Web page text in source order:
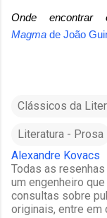
Onde
Magma de João
Clássicos da
Literatura - Prosa
Alexandre Kovacs
Todas as
um engenheiro
consultas sobre
originais, entre em